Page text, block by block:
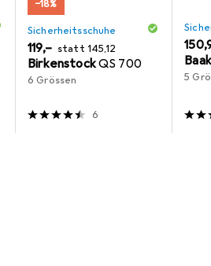
−18%
Sicherheitsschuhe
EUR
119,– statt EUR
145,12
BirkenstockQS 700
6 Grössen
6
EUR
Baak
5